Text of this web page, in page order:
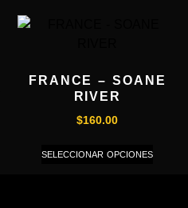
FRANCE – SOANE
RIVER
$160.00
SELECCIONAR OPCIONES